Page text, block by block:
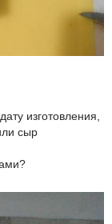
изготовления,
сыр